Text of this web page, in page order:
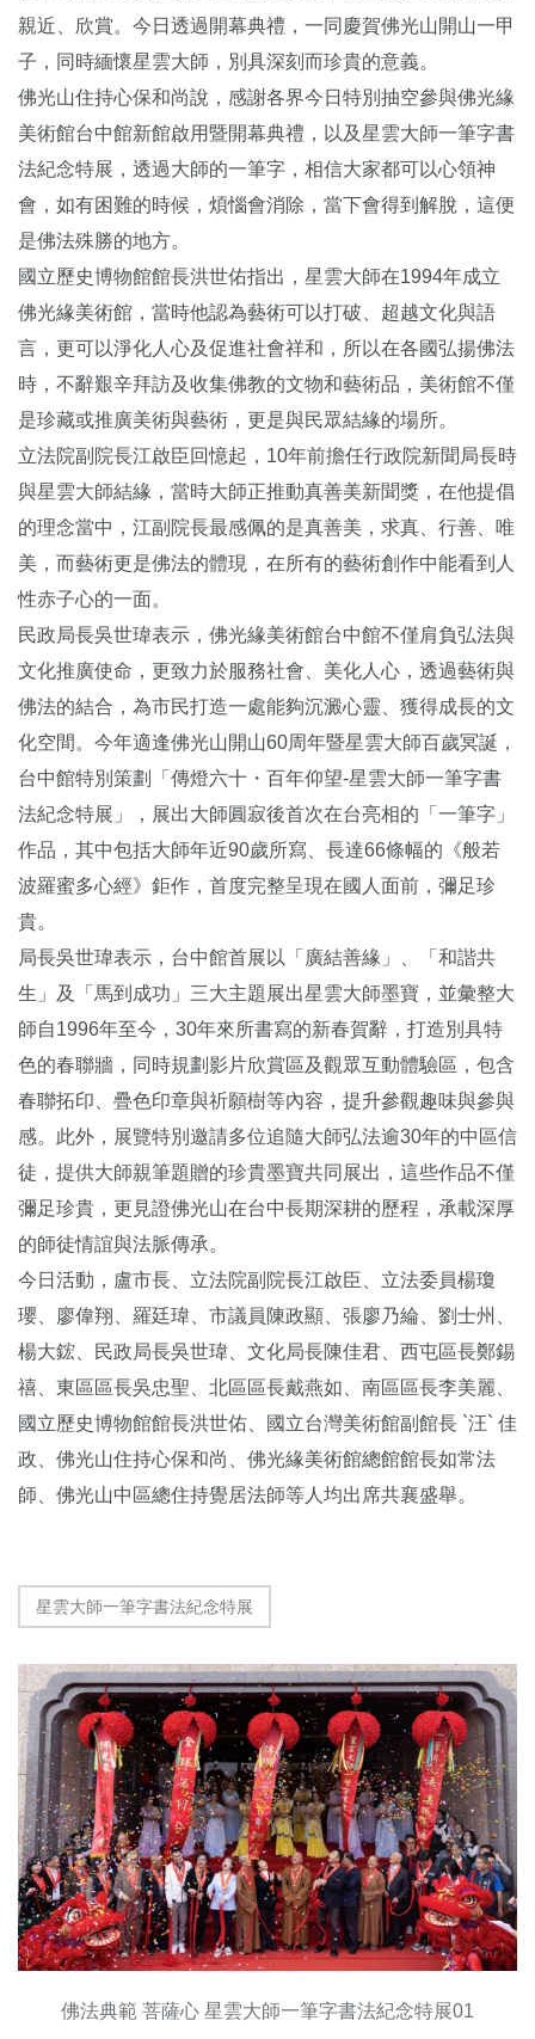
親近、欣賞。今日透過開幕典禮，一同慶賀佛光山開山一甲
子，同時緬懷星雲大師，別具深刻而珍貴的意義。
佛光山住持心保和尚說，感謝各界今日特別抽空參與佛光緣
美術館台中館新館啟用暨開幕典禮，以及星雲大師一筆字書
法紀念特展，透過大師的一筆字，相信大家都可以心領神
會，如有困難的時候，煩惱會消除，當下會得到解脫，這便
是佛法殊勝的地方。
國立歷史博物館館長洪世佑指出，星雲大師在1994年成立
佛光緣美術館，當時他認為藝術可以打破、超越文化與語
言，更可以淨化人心及促進社會祥和，所以在各國弘揚佛法
時，不辭艱辛拜訪及收集佛教的文物和藝術品，美術館不僅
是珍藏或推廣美術與藝術，更是與民眾結緣的場所。
立法院副院長江啟臣回憶起，10年前擔任行政院新聞局長時
與星雲大師結緣，當時大師正推動真善美新聞獎，在他提倡
的理念當中，江副院長最感佩的是真善美，求真、行善、唯
美，而藝術更是佛法的體現，在所有的藝術創作中能看到人
性赤子心的一面。
民政局長吳世瑋表示，佛光緣美術館台中館不僅肩負弘法與
文化推廣使命，更致力於服務社會、美化人心，透過藝術與
佛法的結合，為市民打造一處能夠沉澱心靈、獲得成長的文
化空間。今年適逢佛光山開山60周年暨星雲大師百歲冥誕，
台中館特別策劃「傳燈六十・百年仰望-星雲大師一筆字書
法紀念特展」，展出大師圓寂後首次在台亮相的「一筆字」
作品，其中包括大師年近90歲所寫、長達66條幅的《般若
波羅蜜多心經》鉅作，首度完整呈現在國人面前，彌足珍
貴。
局長吳世瑋表示，台中館首展以「廣結善緣」、「和諧共
生」及「馬到成功」三大主題展出星雲大師墨寶，並彙整大
師自1996年至今，30年來所書寫的新春賀辭，打造別具特
色的春聯牆，同時規劃影片欣賞區及觀眾互動體驗區，包含
春聯拓印、疊色印章與祈願樹等內容，提升參觀趣味與參與
感。此外，展覽特別邀請多位追隨大師弘法逾30年的中區信
徒，提供大師親筆題贈的珍貴墨寶共同展出，這些作品不僅
彌足珍貴，更見證佛光山在台中長期深耕的歷程，承載深厚
的師徒情誼與法脈傳承。
今日活動，盧市長、立法院副院長江啟臣、立法委員楊瓊
瓔、廖偉翔、羅廷瑋、市議員陳政顯、張廖乃綸、劉士州、
楊大鋐、民政局長吳世瑋、文化局長陳佳君、西屯區長鄭錫
禧、東區區長吳忠聖、北區區長戴燕如、南區區長李美麗、
國立歷史博物館館長洪世佑、國立台灣美術館副館長 `汪` 佳
政、佛光山住持心保和尚、佛光緣美術館總館館長如常法
師、佛光山中區總住持覺居法師等人均出席共襄盛舉。
星雲大師一筆字書法紀念特展
佛法典範 菩薩心 星雲大師一筆字書法紀念特展01